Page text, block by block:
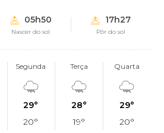
05h50
Nascer do sol
17h27
Pôr do sol
Segunda
29°
20°
Terça
28°
19°
Quarta
29°
20°